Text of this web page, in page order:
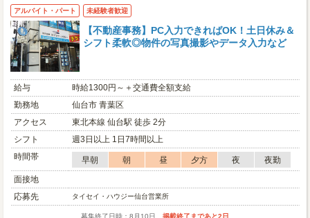
アルバイト・パート 未経験者歓迎
【不動産事務】PC入力できればOK！土日休み＆
シフト柔軟◎物件の写真撮影やデータ入力など
給与
時給1300円～＋交通費全額支給
勤務地
仙台市 青葉区
アクセス
東北本線 仙台駅 徒歩 2分
シフト
週3日以上 1日7時間以上
時間帯
早朝 朝 昼 夕方 夜
夜勤
面接地
応募先
タイセイ・ハウジー仙台営業所
募集終了日時：8月10日 掲載終了まであと2日